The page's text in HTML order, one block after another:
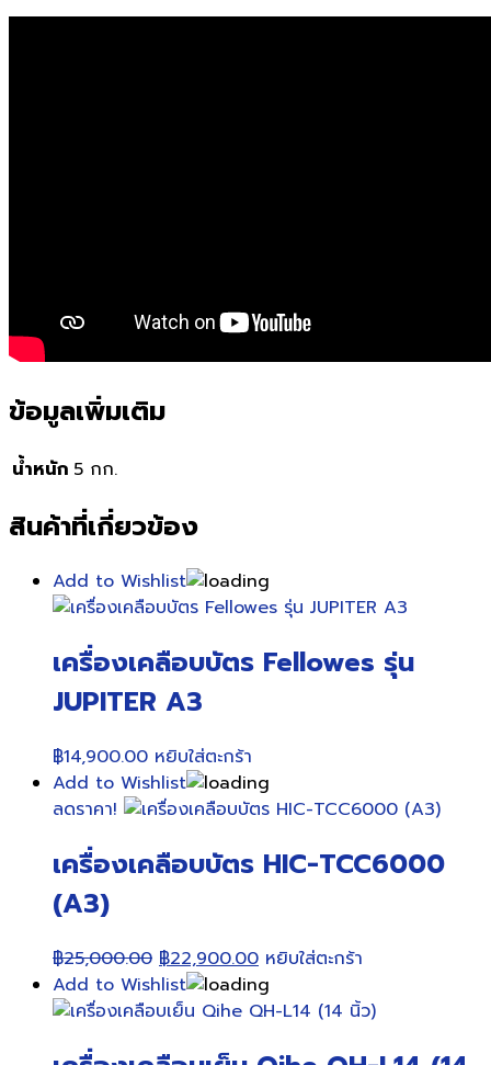
ข้อมูลเพิ่มเติม
น้ำหนัก 5 กก.
สินค้าที่เกี่ยวข้อง
Add to Wishlist
เครื่องเคลือบบัตร Fellowes รุ่น
JUPITER A3
฿14,900.00 หยิบใส่ตะกร้า
Add to Wishlist
ลดราคา!
เครื่องเคลือบบัตร HIC-TCC6000
(A3)
฿25,000.00 Original
price
was:
฿22,900.00Current
price
is:
หยิบใส่ตะกร้า
Add to Wishlist